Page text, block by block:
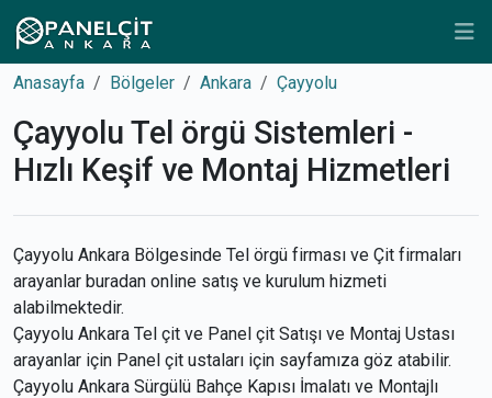
Anasayfa Bölgeler Ankara Çayyolu
Çayyolu Tel örgü Sistemleri -
Hızlı Keşif ve Montaj Hizmetleri
Çayyolu Ankara Bölgesinde Tel örgü firması ve Çit firmaları
arayanlar buradan online satış ve kurulum hizmeti
alabilmektedir.
Çayyolu Ankara Tel çit ve Panel çit Satışı ve Montaj Ustası
arayanlar için Panel çit ustaları için sayfamıza göz atabilir.
Çayyolu Ankara Sürgülü Bahçe Kapısı İmalatı ve Montajlı